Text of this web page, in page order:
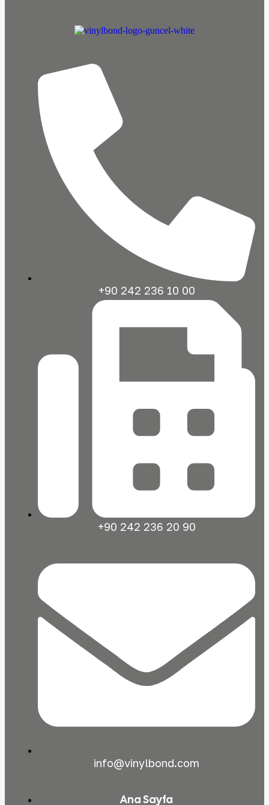
+90 242 236 10 00
+90 242 236 20 90
info@vinylbond.com
Ana Sayfa